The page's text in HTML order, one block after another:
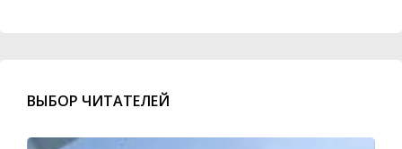
ВЫБОР ЧИТАТЕЛЕЙ